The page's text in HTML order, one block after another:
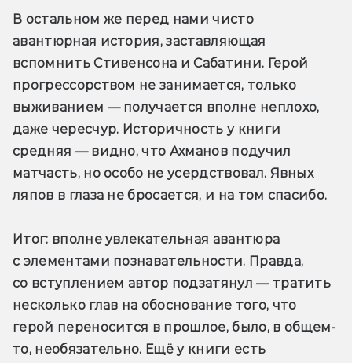
В остальном же перед нами чисто
авантюрная история, заставляющая
вспомнить Стивенсона и Сабатини. Герой
прогрессорством не занимается, только
выживанием — получается вполне неплохо,
даже чересчур. Историчность у книги
средняя — видно, что Ахманов подучил
матчасть, но особо не усердствовал. Явных
ляпов в глаза не бросается, и на том спасибо.
Итог: вполне увлекательная авантюра
с элементами познавательности. Правда,
со вступлением автор подзатянул — тратить
несколько глав на обоснование того, что
герой переносится в прошлое, было, в общем-
то, необязательно. Ещё у книги есть